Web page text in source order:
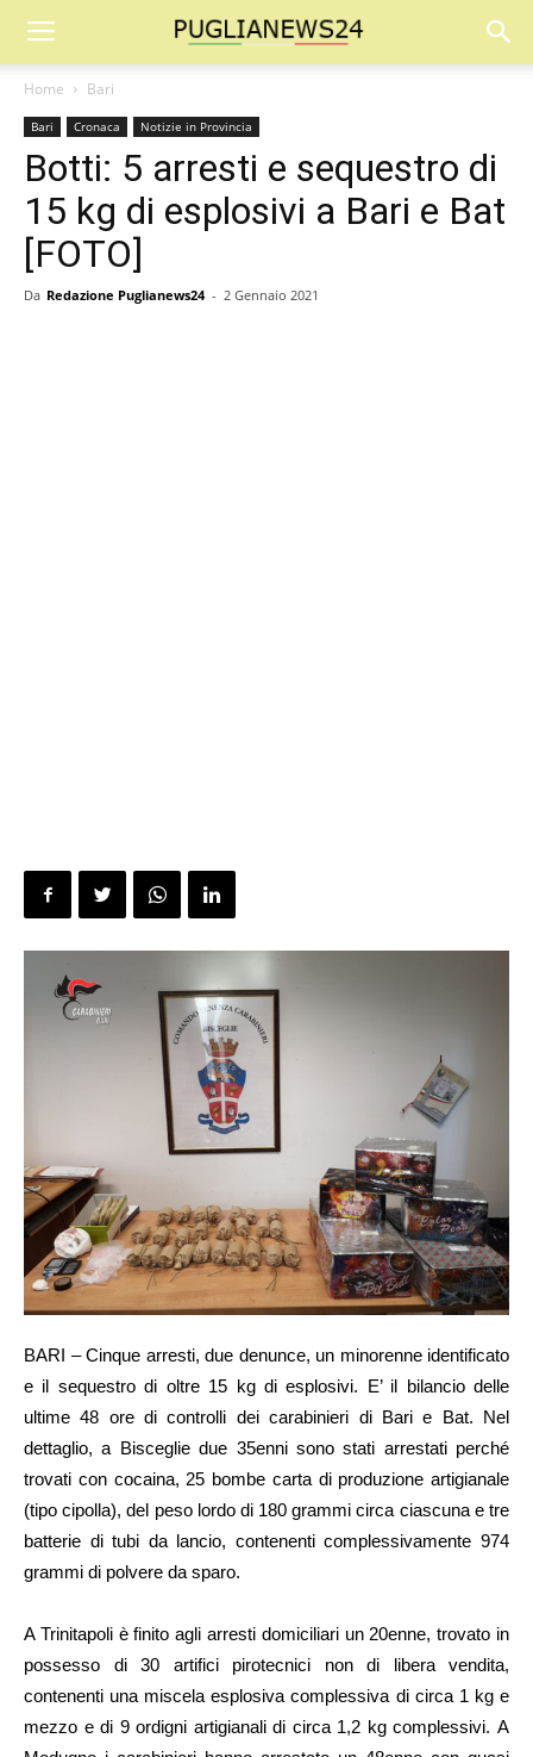
Home Bari
Bari Cronaca Notizie in Provincia
Botti: 5 arresti e sequestro di
15 kg di esplosivi a Bari e Bat
[FOTO]
Da Redazione Puglianews24 - 2 Gennaio 2021
BARI – Cinque arresti, due denunce, un minorenne identificato
e il sequestro di oltre 15 kg di esplosivi. E’ il bilancio delle
ultime 48 ore di controlli dei carabinieri di Bari e Bat. Nel
dettaglio, a Bisceglie due 35enni sono stati arrestati perché
trovati con cocaina, 25 bombe carta di produzione artigianale
(tipo cipolla), del peso lordo di 180 grammi circa ciascuna e tre
batterie di tubi da lancio, contenenti complessivamente 974
grammi di polvere da sparo.
A Trinitapoli è finito agli arresti domiciliari un 20enne, trovato in
possesso di 30 artifici pirotecnici non di libera vendita,
contenenti una miscela esplosiva complessiva di circa 1 kg e
mezzo e di 9 ordigni artigianali di circa 1,2 kg complessivi. A